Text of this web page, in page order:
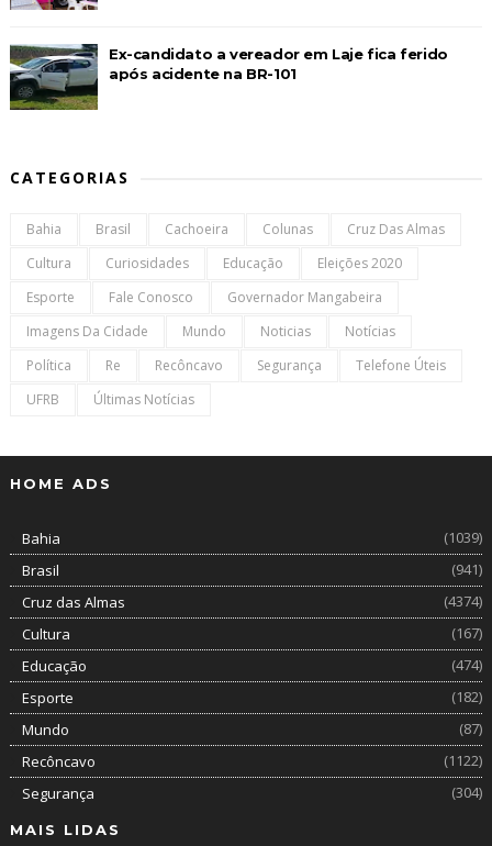
Ex-candidato a vereador em Laje fica ferido
após acidente na BR-101
CATEGORIAS
Bahia Brasil Cachoeira Colunas
Cruz Das Almas
Cultura
Curiosidades Educação
Eleições 2020
Esporte
Fale Conosco
Governador Mangabeira
Imagens Da Cidade
Mundo Noticias
Notícias
Política
Re Recôncavo Segurança
Telefone Úteis
UFRB
Últimas Notícias
HOME ADS
Bahia
(1039)
Brasil
(941)
Cruz das Almas
(4374)
Cultura
(167)
Educação
(474)
Esporte
(182)
Mundo
(87)
Recôncavo
(1122)
Segurança
(304)
MAIS LIDAS